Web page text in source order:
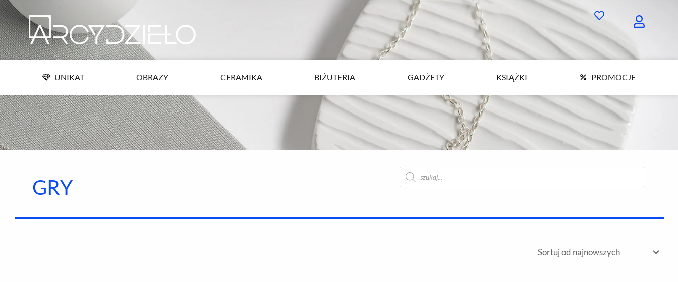
Przejdź
do
treści
UNIKAT OBRAZY CERAMIKA BIŻUTERIA GADŻETY KSIĄŻKI PROMOCJE
GADŻETY KSIĄŻKI PROMOCJE
GRY
Wyszukiwarka
produktów